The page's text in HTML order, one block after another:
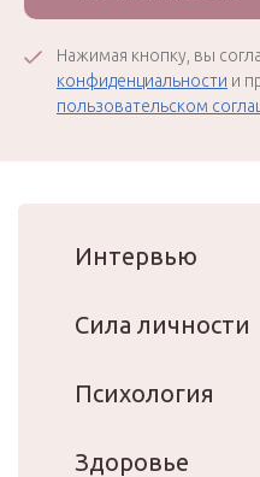
Нажимая кнопку, вы
конфиденциальности и
пользовательском
Интервью
Сила личности
Психология
Здоровье